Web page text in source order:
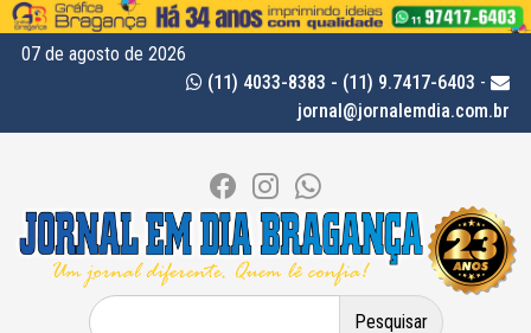
07 de agosto de 2026
(11) 4033-8383 - (11) 9.7417-6403 -
jornal@jornalemdia.com.br
Pesquisar